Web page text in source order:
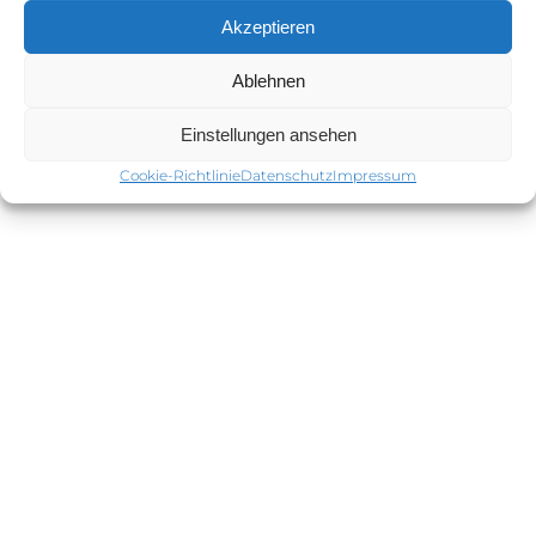
Akzeptieren
Ablehnen
Einstellungen ansehen
Cookie-RichtlinieDatenschutzImpressum
info@bertramplischke.de
und Eventfotografie.